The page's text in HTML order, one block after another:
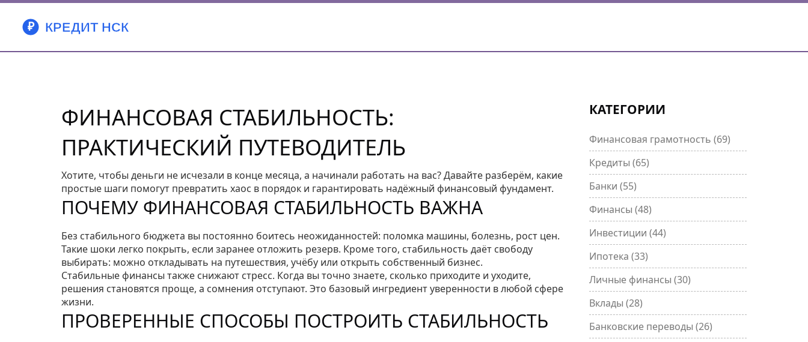
ФИНАНСОВАЯ СТАБИЛЬНОСТЬ:
ПРАКТИЧЕСКИЙ ПУТЕВОДИТЕЛЬ
Хотите, чтобы деньги не исчезали в конце месяца, а начинали работать на вас? Давайте разберём, какие
простые шаги помогут превратить хаос в порядок и гарантировать надёжный финансовый фундамент.
ПОЧЕМУ ФИНАНСОВАЯ СТАБИЛЬНОСТЬ ВАЖНА
Без стабильного бюджета вы постоянно боитесь неожиданностей: поломка машины, болезнь, рост цен.
Такие шоки легко покрыть, если заранее отложить резерв. Кроме того, стабильность даёт свободу
выбирать: можно откладывать на путешествия, учёбу или открыть собственный бизнес.
Стабильные финансы также снижают стресс. Когда вы точно знаете, сколько приходите и уходите,
решения становятся проще, а сомнения отступают. Это базовый ингредиент уверенности в любой сфере
жизни.
ПРОВЕРЕННЫЕ СПОСОБЫ ПОСТРОИТЬ СТАБИЛЬНОСТЬ
КАТЕГОРИИ
Финансовая грамотность (69)
Кредиты (65)
Банки (55)
Финансы (48)
Инвестиции (44)
Ипотека (33)
Личные финансы (30)
Вклады (28)
Банковские переводы (26)